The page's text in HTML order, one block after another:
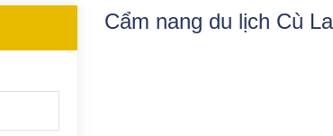
Cẩm nang du lịch Cù